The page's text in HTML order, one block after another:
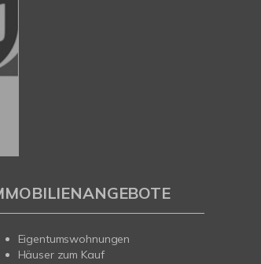
Eigentumswohnungen
Häuser zum Kauf